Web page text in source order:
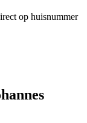
op huisnummer